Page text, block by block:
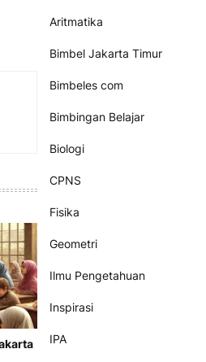
Aritmatika
Bimbel Jakarta Timur
Bimbeles com
Bimbingan Belajar
Biologi
CPNS
Fisika
Geometri
Ilmu Pengetahuan
Inspirasi
IPA